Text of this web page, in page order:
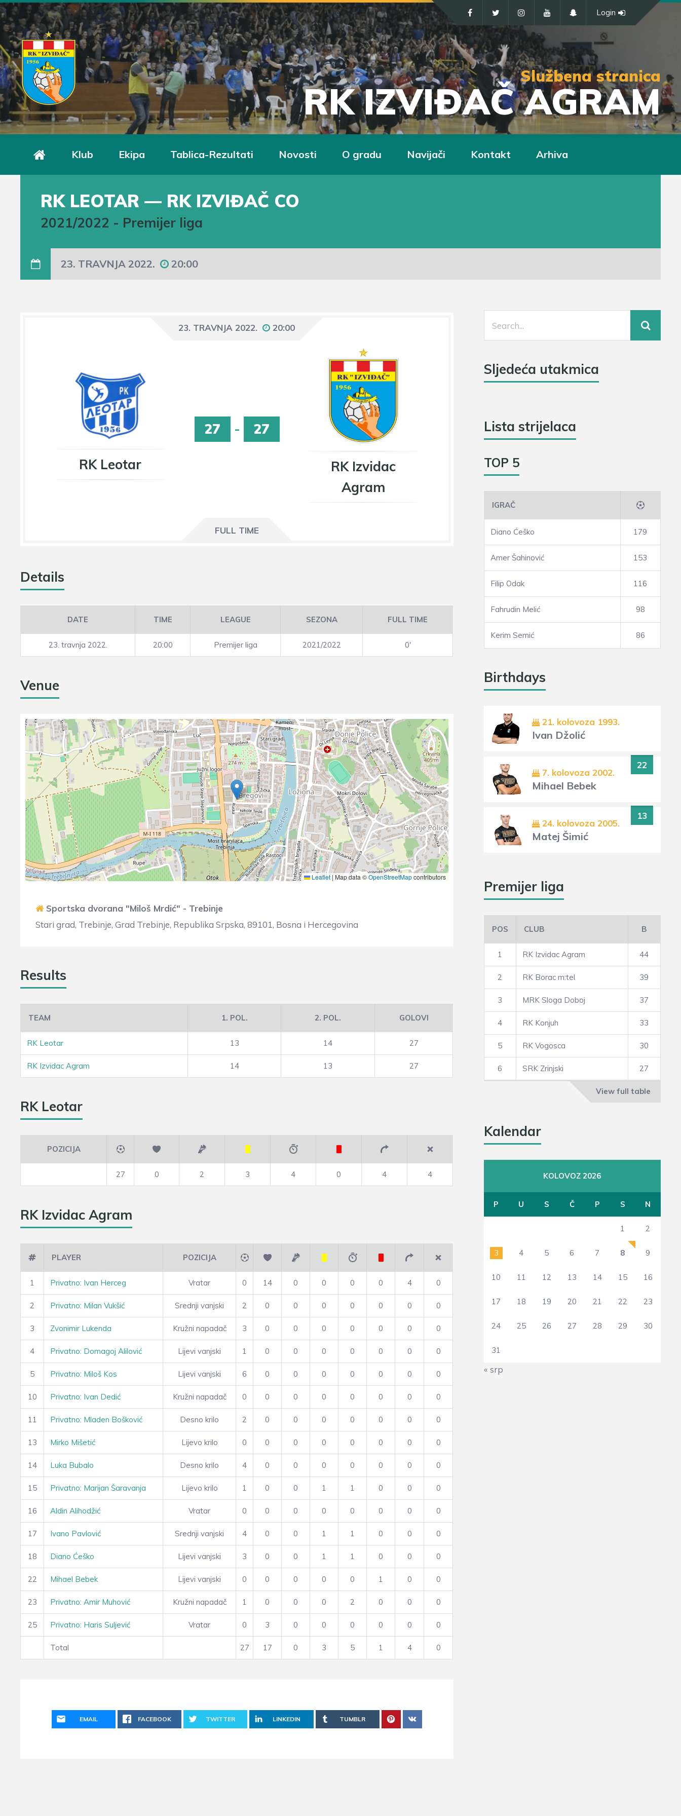
Službena stranica
RK IZVIĐAČ AGRAM
Login
Klub Ekipa Tablica-Rezultati Novosti O gradu Navijači Kontakt Arhiva
RK LEOTAR — RK IZVIĐAČ CO
2021/2022 - Premijer liga
23. TRAVNJA 2022. 20:00
23. TRAVNJA 2022. 20:00
RK Leotar
27 - 27
RK Izvidac
Agram
FULL TIME
Details
DATE TIME LEAGUE SEZONA FULL TIME
23. travnja 2022. 20:00 Premijer liga 2021/2022 0'
Venue
Leaflet | Map data ©OpenStreetMapcontributors
Sportska dvorana "Miloš Mrdić" - Trebinje
Stari grad, Trebinje, Grad Trebinje, Republika Srpska, 89101, Bosna i Hercegovina
Results
TEAM 1. POL. 2. POL. GOLOVI
RK Leotar 13 14 27
RK Izvidac Agram 14 13 27
RK Leotar
POZICIJA
27 0 2 3 4 0 4 4
RK Izvidac Agram
PLAYER POZICIJA
1 Privatno: Ivan Herceg Vratar 0 14 0 0 0 0 4 0
2 Privatno: Milan Vukšić Srednji vanjski 2 0 0 0 0 0 0 0
3 Zvonimir Lukenda Kružni napadač 3 0 0 0 0 0 0 0
4 Privatno: Domagoj Alilović Lijevi vanjski 1 0 0 0 0 0 0 0
5 Privatno: Miloš Kos Lijevi vanjski 6 0 0 0 0 0 0 0
10 Privatno: Ivan Dedić Kružni napadač 0 0 0 0 0 0 0 0
11 Privatno: Mladen Bošković Desno krilo 2 0 0 0 0 0 0 0
13 Mirko Mišetić Lijevo krilo 0 0 0 0 0 0 0 0
14 Luka Bubalo Desno krilo 4 0 0 0 0 0 0 0
15 Privatno: Marijan Šaravanja Lijevo krilo 1 0 0 1 1 0 0 0
16 Aldin Alihodžić Vratar 0 0 0 0 0 0 0 0
17 Ivano Pavlović Srednji vanjski 4 0 0 1 1 0 0 0
18 Diano Ćeško Lijevi vanjski 3 0 0 1 1 0 0 0
22 Mihael Bebek Lijevi vanjski 0 0 0 0 0 1 0 0
23 Privatno: Amir Muhović Kružni napadač 1 0 0 0 2 0 0 0
25 Privatno: Haris Suljević Vratar 0 3 0 0 0 0 0 0
Total 27 17 0 3 5 1 4 0
EMAIL FACEBOOK TWITTER LINKEDIN TUMBLR
Sljedeća utakmica
Lista strijelaca
TOP 5
IGRAČ
Diano Ćeško 179
Amer Šahinović 153
Filip Odak 116
Fahrudin Melić 98
Kerim Semić 86
Birthdays
21. kolovoza 1993.
Ivan Džolić
22
7. kolovoza 2002.
Mihael Bebek
13
24. kolovoza 2005.
Matej Šimić
Premijer liga
POS CLUB B
1 RK Izvidac Agram 44
2 RK Borac m:tel 39
3 MRK Sloga Doboj 37
4 RK Konjuh 33
5 RK Vogosca 30
6 SRK Zrinjski 27
View full table
Kalendar
KOLOVOZ 2026
P U S Č P S N
1 2
3 4 5 6 7 8 9
10 11 12 13 14 15 16
17 18 19 20 21 22 23
24 25 26 27 28 29 30
31
« srp